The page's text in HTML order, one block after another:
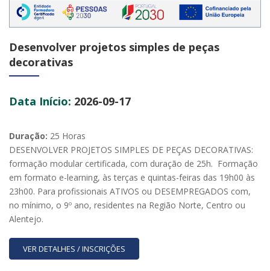
Desenvolver projetos simples de peças
decorativas
Data Início: 2026-09-17
Duração: 25 Horas
DESENVOLVER PROJETOS SIMPLES DE PEÇAS DECORATIVAS:
formação modular certificada, com duração de 25h. Formação
em formato e-learning, às terças e quintas-feiras das 19h00 às
23h00. Para profissionais ATIVOS ou DESEMPREGADOS com,
no mínimo, o 9º ano, residentes na Região Norte, Centro ou
Alentejo.
VER DETALHES / INSCRIÇÕES